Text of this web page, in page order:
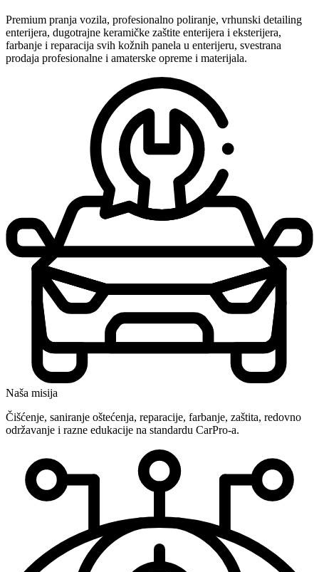
Premium pranja vozila, profesionalno poliranje, vrhunski detailing
enterijera, dugotrajne keramičke zaštite enterijera i eksterijera,
farbanje i reparacija svih kožnih panela u enterijeru, svestrana
prodaja profesionalne i amaterske opreme i materijala.
Naša misija
Čišćenje, saniranje oštećenja, reparacije, farbanje, zaštita, redovno
održavanje i razne edukacije na standardu CarPro-a.